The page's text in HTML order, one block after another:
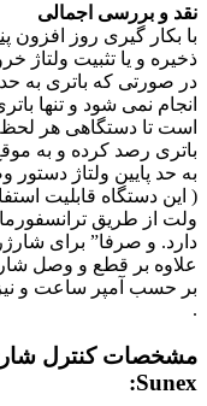
نقد و بررسی اجمالی
با بکار گیری روز افزون
ذخیره و یا تثبیت
در صورتی که باتری به
انجام نمی شود و تنها
است تا دستگاهی هر
باتری رصد کرده و به
به حد پایین ولتاژ
ولت از طریق
دارد. و صرفا” برای
علاوه بر قطع و وصل
بر حسب آمپر ساعت و
.
Sunex: